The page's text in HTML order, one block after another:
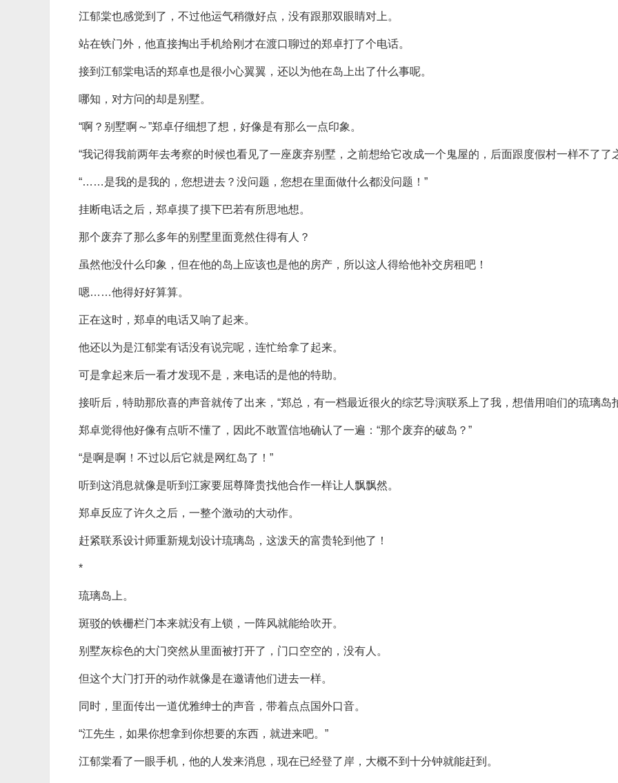
江郁棠也感觉到了，不过他运气稍微好点，没有跟那双眼睛对上。
站在铁门外，他直接掏出手机给刚才在渡口聊过的郑卓打了个电话。
接到江郁棠电话的郑卓也是很小心翼翼，还以为他在岛上出了什么事呢。
哪知，对方问的却是别墅。
“啊？别墅啊～”郑卓仔细想了想，好像是有那么一点印象。
“我记得我前两年去考察的时候也看见了一座废弃别墅，之前想给它改成一个鬼屋的，后面跟度假村一样不了了
“……是我的是我的，您想进去？没问题，您想在里面做什么都没问题！”
挂断电话之后，郑卓摸了摸下巴若有所思地想。
那个废弃了那么多年的别墅里面竟然住得有人？
虽然他没什么印象，但在他的岛上应该也是他的房产，所以这人得给他补交房租吧！
嗯……他得好好算算。
正在这时，郑卓的电话又响了起来。
他还以为是江郁棠有话没有说完呢，连忙给拿了起来。
可是拿起来后一看才发现不是，来电话的是他的特助。
接听后，特助那欣喜的声音就传了出来，“郑总，有一档最近很火的综艺导演联系上了我，想借用咱们的琉璃
郑卓觉得他好像有点听不懂了，因此不敢置信地确认了一遍：“那个废弃的破岛？”
“是啊是啊！不过以后它就是网红岛了！”
听到这消息就像是听到江家要屈尊降贵找他合作一样让人飘飘然。
郑卓反应了许久之后，一整个激动的大动作。
赶紧联系设计师重新规划设计琉璃岛，这泼天的富贵轮到他了！
*
琉璃岛上。
斑驳的铁栅栏门本来就没有上锁，一阵风就能给吹开。
别墅灰棕色的大门突然从里面被打开了，门口空空的，没有人。
但这个大门打开的动作就像是在邀请他们进去一样。
同时，里面传出一道优雅绅士的声音，带着点点国外口音。
“江先生，如果你想拿到你想要的东西，就进来吧。”
江郁棠看了一眼手机，他的人发来消息，现在已经登了岸，大概不到十分钟就能赶到。